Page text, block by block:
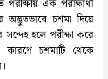
পরীক্ষায় এক পরীক্ষার্থী
অদ্ভুতভাবে চশমা দিয়ে
সন্দেহ হলে পরীক্ষা করে
চশমাটি থেকে